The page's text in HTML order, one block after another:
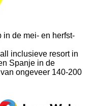
in de mei- en herfst-
inclusieve resort in
Spanje in de
ongeveer 140-200
JouwWeb